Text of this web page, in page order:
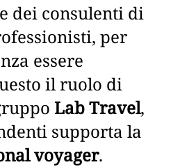
dei consulenti di
per
essere
il ruolo di
Lab Travel,
supporta la
voyager.